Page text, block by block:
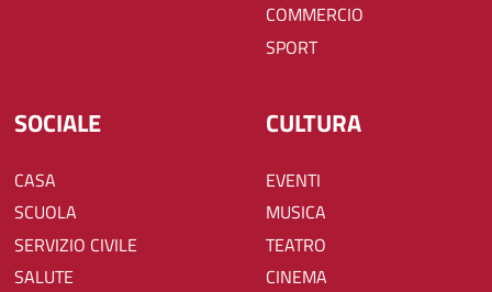
COMMERCIO
SPORT
SOCIALE
CASA
SCUOLA
SERVIZIO CIVILE
SALUTE
CULTURA
EVENTI
MUSICA
TEATRO
CINEMA